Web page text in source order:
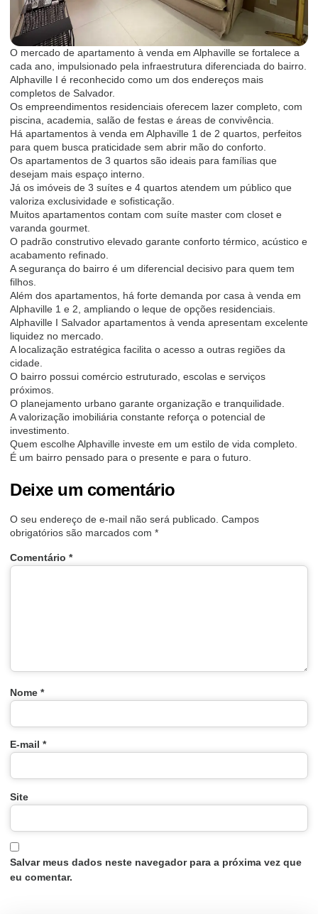
O mercado de apartamento à venda em Alphaville se fortalece a
cada ano, impulsionado pela infraestrutura diferenciada do bairro.
Alphaville I é reconhecido como um dos endereços mais
completos de Salvador.
Os empreendimentos residenciais oferecem lazer completo, com
piscina, academia, salão de festas e áreas de convivência.
Há apartamentos à venda em Alphaville 1 de 2 quartos, perfeitos
para quem busca praticidade sem abrir mão do conforto.
Os apartamentos de 3 quartos são ideais para famílias que
desejam mais espaço interno.
Já os imóveis de 3 suítes e 4 quartos atendem um público que
valoriza exclusividade e sofisticação.
Muitos apartamentos contam com suíte master com closet e
varanda gourmet.
O padrão construtivo elevado garante conforto térmico, acústico e
acabamento refinado.
A segurança do bairro é um diferencial decisivo para quem tem
filhos.
Além dos apartamentos, há forte demanda por casa à venda em
Alphaville 1 e 2, ampliando o leque de opções residenciais.
Alphaville I Salvador apartamentos à venda apresentam excelente
liquidez no mercado.
A localização estratégica facilita o acesso a outras regiões da
cidade.
O bairro possui comércio estruturado, escolas e serviços
próximos.
O planejamento urbano garante organização e tranquilidade.
A valorização imobiliária constante reforça o potencial de
investimento.
Quem escolhe Alphaville investe em um estilo de vida completo.
É um bairro pensado para o presente e para o futuro.
Deixe um comentário
O seu endereço de e-mail não será publicado. Campos
obrigatórios são marcados com *
Comentário *
Nome *
E-mail *
Site
Salvar meus dados neste navegador para a próxima vez que
eu comentar.